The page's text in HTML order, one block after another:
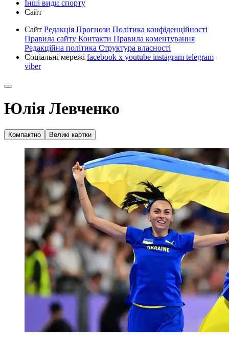
Інші види спорту
Сайт
Сайт Редакція Прогнози Політика конфіденційності
Правила сайту Контакти Правила коментування
Редакційна політика Структура власності
Соціальні мережі facebook x youtube instagram telegram
viber
Юлія Левченко
Компактно Великі картки